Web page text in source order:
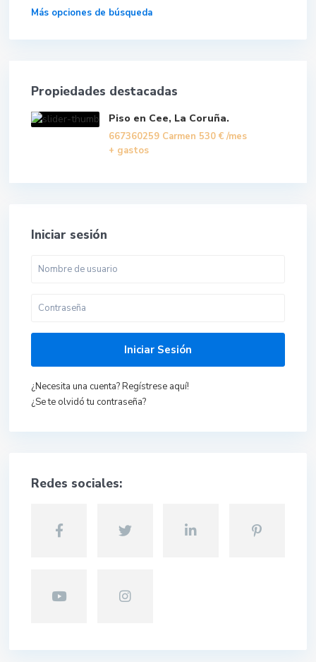
Más opciones de búsqueda
Propiedades destacadas
Piso en Cee, La Coruña.
667360259 Carmen 530 € /mes
+ gastos
Iniciar sesión
Iniciar Sesión
¿Necesita una cuenta? Regístrese aquí!
¿Se te olvidó tu contraseña?
Redes sociales: